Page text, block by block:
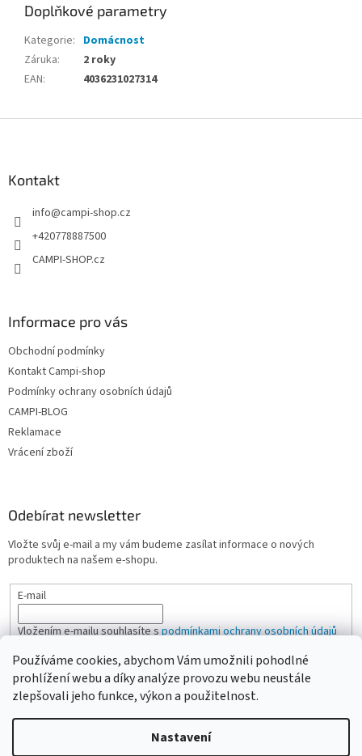
Používáme cookies, abychom Vám umožnili pohodlné
prohlížení webu a díky analýze provozu webu neustále
zlepšovali jeho funkce, výkon a použitelnost.
Nastavení
Doplňkové parametry
Kategorie: Domácnost
Záruka:
2 roky
EAN: 4036231027314
Kontakt
info@campi-shop.cz
+420778887500
CAMPI-SHOP.cz
Informace pro vás
Obchodní podmínky
Kontakt Campi-shop
Podmínky ochrany osobních údajů
CAMPI-BLOG
Reklamace
Vrácení zboží
Odebírat newsletter
Vložte svůj e-mail a my vám budeme zasílat informace o nových
produktech na našem e-shopu.
E-mail
Vložením e-mailu souhlasíte spodmínkami ochrany osobních údajů
PŘIHLÁSIT SE
Vytvořil Shoptet